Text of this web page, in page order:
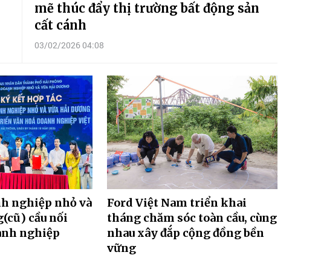
mẽ thúc đẩy thị trường bất động sản
cất cánh
03/02/2026 04:08
nghiệp nhỏ và
cầu nối
nghiệp
Ford Việt Nam triển khai
tháng chăm sóc toàn cầu, cùng
nhau xây đắp cộng đồng bền
vững